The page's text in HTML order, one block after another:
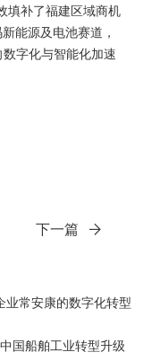
填补了福建区域商机
能源及电池赛道，
字化与智能化加速
下一篇
业常安康的数字化转型
国船舶工业转型升级